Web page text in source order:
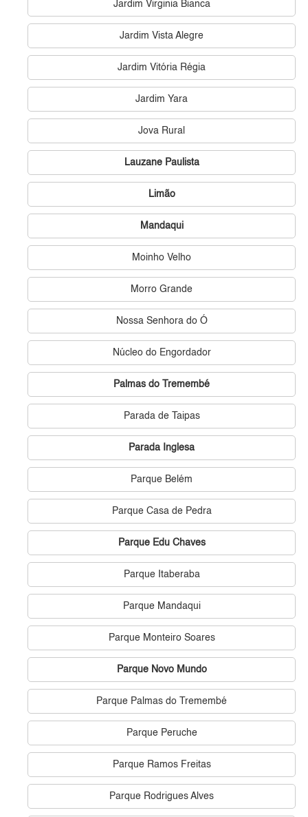
Jardim Virginia Bianca
Jardim Vista Alegre
Jardim Vitória Régia
Jardim Yara
Jova Rural
Lauzane Paulista
Limão
Mandaqui
Moinho Velho
Morro Grande
Nossa Senhora do Ó
Núcleo do Engordador
Palmas do Tremembé
Parada de Taipas
Parada Inglesa
Parque Belém
Parque Casa de Pedra
Parque Edu Chaves
Parque Itaberaba
Parque Mandaqui
Parque Monteiro Soares
Parque Novo Mundo
Parque Palmas do Tremembé
Parque Peruche
Parque Ramos Freitas
Parque Rodrigues Alves